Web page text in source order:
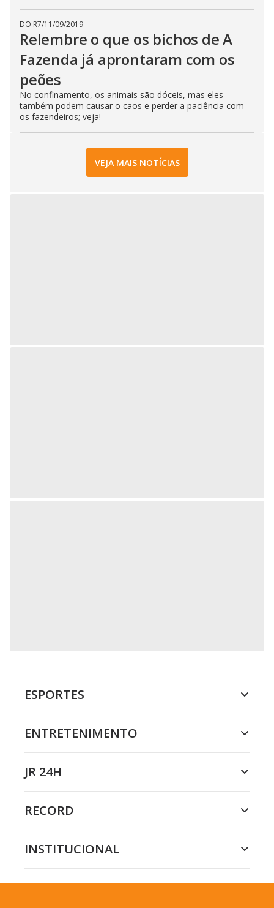
DO R7/11/09/2019
Relembre o que os bichos de A
Fazenda já aprontaram com os
peões
No confinamento, os animais são dóceis, mas eles
também podem causar o caos e perder a paciência com
os fazendeiros; veja!
VEJA MAIS NOTÍCIAS
ESPORTES
ENTRETENIMENTO
JR 24H
RECORD
INSTITUCIONAL